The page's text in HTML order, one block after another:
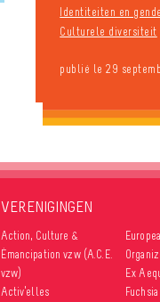
Identiteiten en
Culturele diversiteit
publié le 29
VERENIGINGEN
Action, Culture &
Émancipation vzw (A.C.E.
vzw)
Activ’elles
Ex
Fuchsia